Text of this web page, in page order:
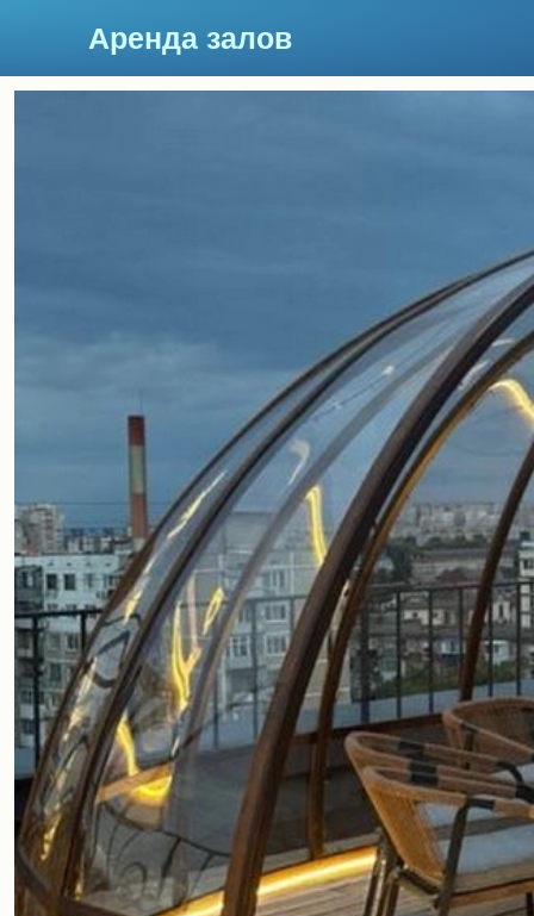
Аренда залов
Краснодар
Подберите мне зал